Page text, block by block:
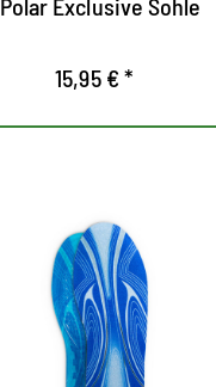
Polar Exclusive Sohle
15,95 € *